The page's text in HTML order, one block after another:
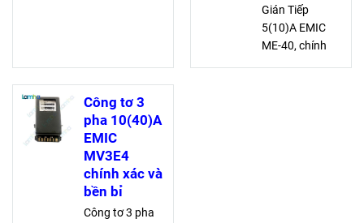
nhanh chóng,
chính xác và
hiệu quả.
Gián Tiếp
5(10)A EMIC
ME-40, chính
Công tơ 3
pha 10(40)A
EMIC
MV3E4
chính xác và
bền bỉ
Công tơ 3 pha